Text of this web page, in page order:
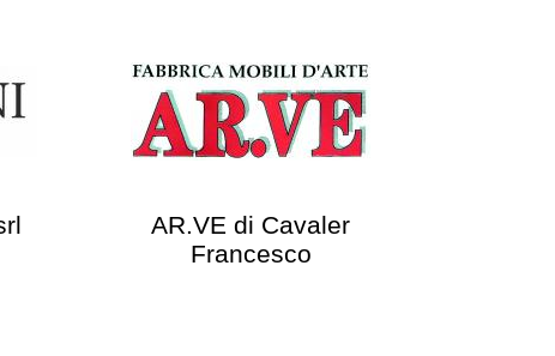
AR.VE di Cavaler
Francesco